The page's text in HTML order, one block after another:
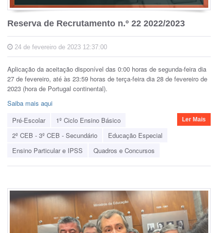
Reserva de Recrutamento n.º 22 2022/2023
24 de fevereiro de 2023 12:37:00
Aplicação da aceitação disponível das 0:00 horas de segunda-feira dia
27 de fevereiro, até às 23:59 horas de terça-feira dia 28 de fevereiro de
2023 (hora de Portugal continental).
Saiba mais aqui
Pré-Escolar
1º Ciclo Ensino Básico
2º CEB - 3º CEB - Secundário
Educação Especial
Ensino Particular e IPSS
Quadros e Concursos
Ler Mais